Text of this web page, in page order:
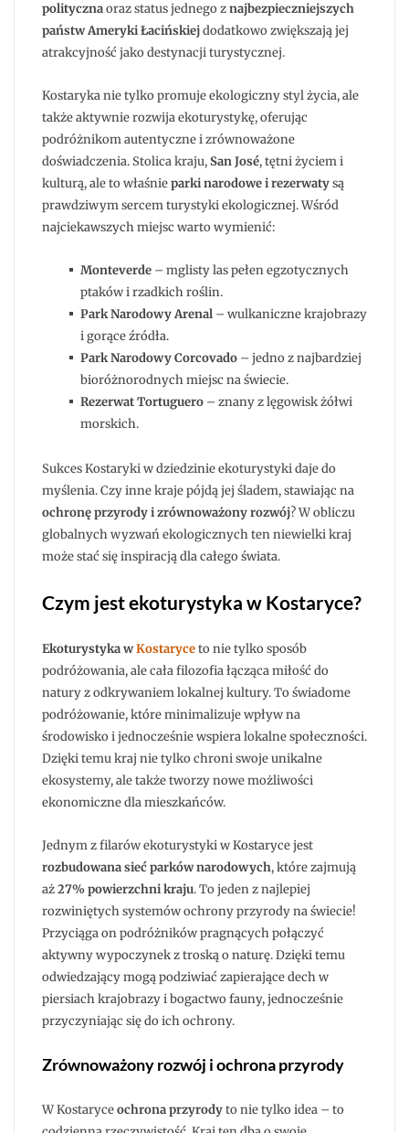
politycznaoraz status jednego znajbezpieczniejszych
państw Ameryki Łacińskiejdodatkowo zwiększają jej
atrakcyjność jako destynacji turystycznej.
Kostaryka nie tylko promuje ekologiczny styl życia, ale
także aktywnie rozwija ekoturystykę, oferując
podróżnikom autentyczne i zrównoważone
doświadczenia. Stolica kraju,San José, tętni życiem i
kulturą, ale to właśnieparki narodowe i rezerwatysą
prawdziwym sercem turystyki ekologicznej. Wśród
najciekawszych miejsc warto wymienić:
Monteverde– mglisty las pełen egzotycznych
ptaków i rzadkich roślin.
Park Narodowy Arenal– wulkaniczne krajobrazy
i gorące źródła.
Park Narodowy Corcovado– jedno z najbardziej
bioróżnorodnych miejsc na świecie.
Rezerwat Tortuguero– znany z lęgowisk żółwi
morskich.
Sukces Kostaryki w dziedzinie ekoturystyki daje do
myślenia. Czy inne kraje pójdą jej śladem, stawiając na
ochronę przyrody i zrównoważony rozwój? W obliczu
globalnych wyzwań ekologicznych ten niewielki kraj
może stać się inspiracją dla całego świata.
Czym jest ekoturystyka w Kostaryce?
Ekoturystyka wKostaryceto nie tylko sposób
podróżowania, ale cała filozofia łącząca miłość do
natury z odkrywaniem lokalnej kultury. To świadome
podróżowanie, które minimalizuje wpływ na
środowisko i jednocześnie wspiera lokalne społeczności.
Dzięki temu kraj nie tylko chroni swoje unikalne
ekosystemy, ale także tworzy nowe możliwości
ekonomiczne dla mieszkańców.
Jednym z filarów ekoturystyki w Kostaryce jest
rozbudowana sieć parków narodowych, które zajmują
aż27% powierzchni kraju. To jeden z najlepiej
rozwiniętych systemów ochrony przyrody na świecie!
Przyciąga on podróżników pragnących połączyć
aktywny wypoczynek z troską o naturę. Dzięki temu
odwiedzający mogą podziwiać zapierające dech w
piersiach krajobrazy i bogactwo fauny, jednocześnie
przyczyniając się do ich ochrony.
Zrównoważony rozwój i ochrona przyrody
W Kostaryceochrona przyrodyto nie tylko idea – to